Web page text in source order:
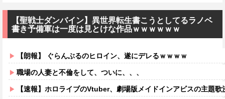
【聖戦士ダンバイン】異世界転生書こうとしてるラノベ
書き予備軍は一度は見とけな作品ｗｗｗｗｗｗ
【朗報】 ぐらんぶるのヒロイン、遂にデレるｗｗｗｗ
職場の人妻と不倫をして、ついに、、、
【速報】ホロライブのVtuber、劇場版メイドインアビスの主題